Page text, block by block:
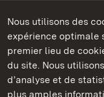
Nous utilisons des
expérience optimale
premier lieu de
du site. Nous
d’analyse et de
plus amples
Châteaux et